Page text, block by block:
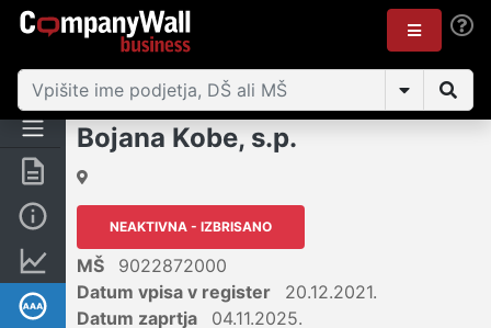
Povzetek
Finančni podatki
Poglobljena bonitetna ocena
Bojana Kobe, s.p.
NEAKTIVNA - IZBRISANO
MŠ
9022872000
Datum vpisa v register
20.12.2021.
Datum zaprtja
04.11.2025.